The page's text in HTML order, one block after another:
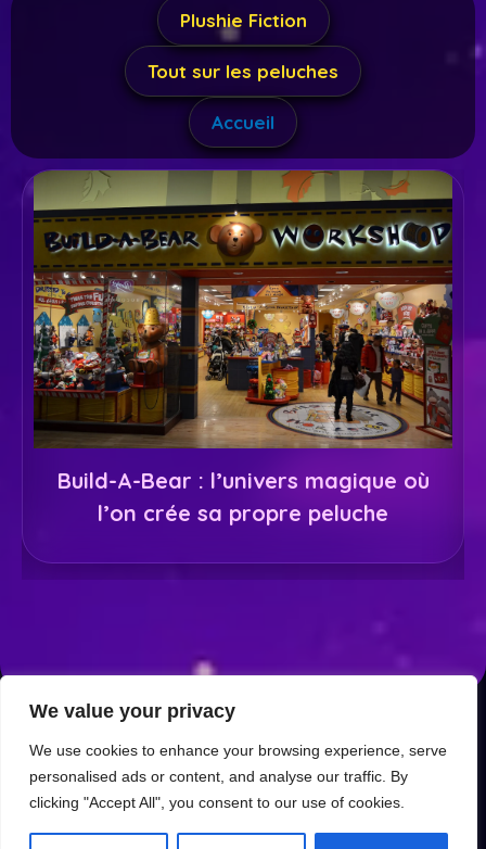
We value your privacy
We use cookies to enhance your browsing experience, serve
personalised ads or content, and analyse our traffic. By
clicking "Accept All", you consent to our use of cookies.
Plushie Fiction
Tout sur les peluches
Accueil
Build-A-Bear : l’univers magique où
l’on crée sa propre peluche
Mentions légales
Politique de confidentialité
Contact
À propos